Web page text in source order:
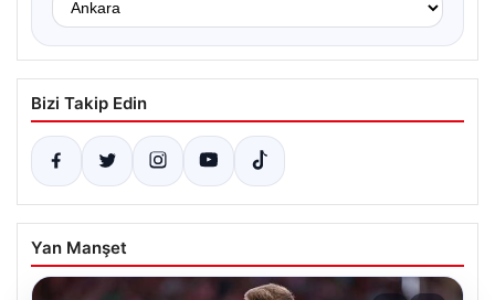
Bizi Takip Edin
Yan Manşet